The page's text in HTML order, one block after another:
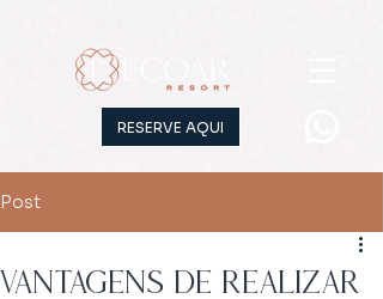
RESERVE AQUI
Post
Vantagens de realizar